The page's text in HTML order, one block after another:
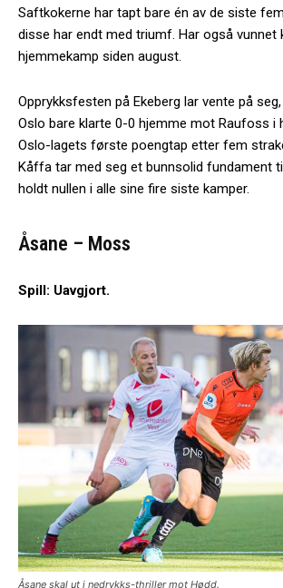
Saftkokerne har tapt bare én av de siste
disse har endt med triumf. Har også vunnet
hjemmekamp siden august.
Opprykksfesten på Ekeberg lar vente på
Oslo bare klarte 0-0 hjemme mot Raufoss i
Oslo-lagets første poengtap etter fem
Kåffa tar med seg et bunnsolid fundament
holdt nullen i alle sine fire siste kamper.
Åsane – Moss
Spill: Uavgjort.
Åsane skal ut i nedrykks-thriller mot Hødd.